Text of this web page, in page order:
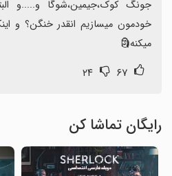
میکنه🗿
۶۷ ۲۴
رایگان تماشا کن